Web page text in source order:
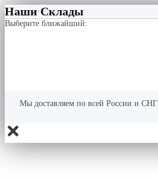
Наши Склады
Выберите ближайший:
Мы доставляем по всей России и СНГ